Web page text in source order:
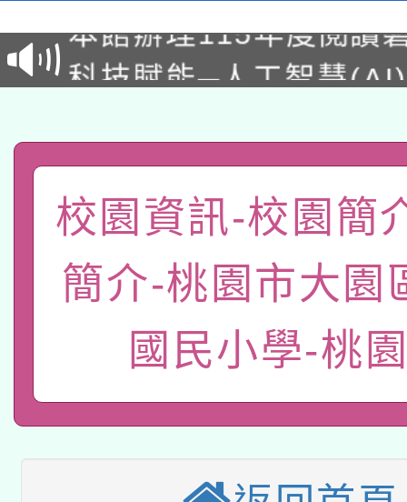
招)
暨閱讀推動專業研習
科技賦能─人工智慧
「數位內容與教學軟體
pilot」
有關大陸委員會函釋公
轉知經濟部水利署委託
業技術研究院辦理「
用水績優單位及節水達
動」
115年8月22日(星期六
桃園市孔廟祈福系列
2026年桃園地景藝術
招甄選結果公告(無人
適應運動共學行動站研
本館辦理115年度閱讀
校園資訊-校園簡
簡介-桃園市大園
國民小學-桃